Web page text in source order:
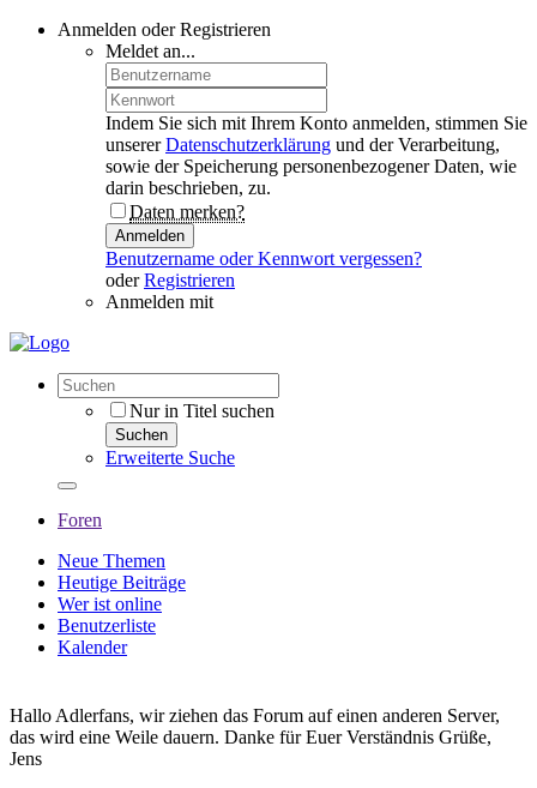
Anmelden oder Registrieren
Meldet an...
Indem Sie sich mit Ihrem Konto anmelden, stimmen Sie
unsererDatenschutzerklärung und der Verarbeitung,
sowie der Speicherung personenbezogener Daten, wie
darin beschrieben, zu.
Daten merken?
Anmelden
Benutzername oder Kennwort vergessen?
oderRegistrieren
Anmelden mit
Nur in Titel suchen
Suchen
Erweiterte Suche
Foren
Neue Themen
Heutige Beiträge
Wer ist online
Benutzerliste
Kalender
Hallo Adlerfans, wir ziehen das Forum auf einen anderen Server,
das wird eine Weile dauern. Danke für Euer Verständnis Grüße,
Jens